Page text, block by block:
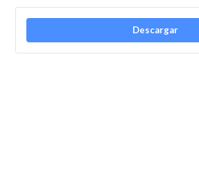
Descargar